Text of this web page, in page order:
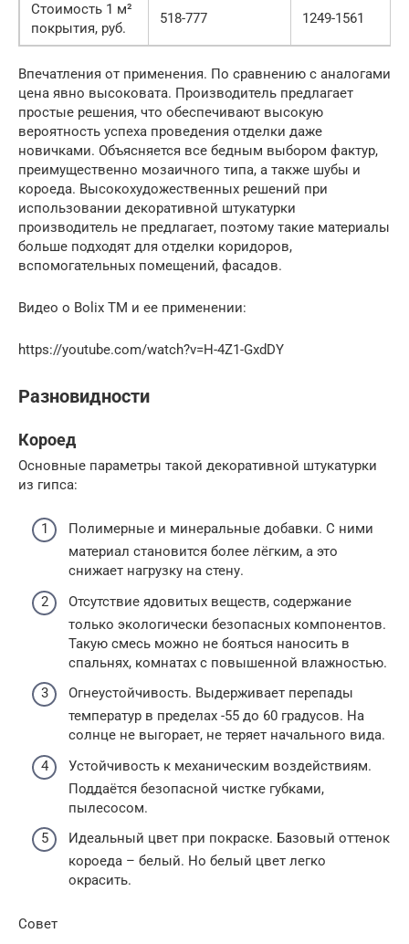
Стоимость 1 м²
покрытия, руб.
518-777 1249-1561
Впечатления от применения. По сравнению с аналогами
цена явно высоковата. Производитель предлагает
простые решения, что обеспечивают высокую
вероятность успеха проведения отделки даже
новичками. Объясняется все бедным выбором фактур,
преимущественно мозаичного типа, а также шубы и
короеда. Высокохудожественных решений при
использовании декоративной штукатурки
производитель не предлагает, поэтому такие материалы
больше подходят для отделки коридоров,
вспомогательных помещений, фасадов.
Видео о Bolix TM и ее применении:
https://youtube.com/watch?v=H-4Z1-GxdDY
Разновидности
Короед
Основные параметры такой декоративной штукатурки
из гипса:
Полимерные и минеральные добавки. С ними
материал становится более лёгким, а это
снижает нагрузку на стену.
Отсутствие ядовитых веществ, содержание
только экологически безопасных компонентов.
Такую смесь можно не бояться наносить в
спальнях, комнатах с повышенной влажностью.
Огнеустойчивость. Выдерживает перепады
температур в пределах -55 до 60 градусов. На
солнце не выгорает, не теряет начального вида.
Устойчивость к механическим воздействиям.
Поддаётся безопасной чистке губками,
пылесосом.
Идеальный цвет при покраске. Базовый оттенок
короеда – белый. Но белый цвет легко
окрасить.
Совет